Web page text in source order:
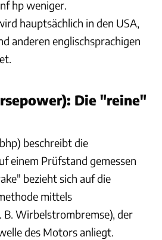
hp weniger.
hauptsächlich in den USA,
anderen englischsprachigen
Die "reine"
beschreibt die
einem Prüfstand gemessen
bezieht sich auf die
mittels
B. Wirbelstrombremse), der
des Motors anliegt.